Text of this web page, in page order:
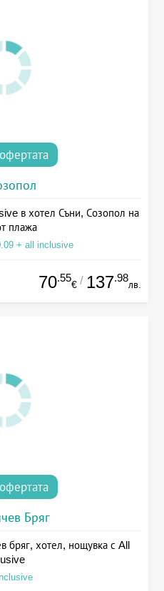
в хотел Съни, Созопол на
плажа
+ all inclusive
70.55
€ / 137.98
лв.
Бряг
бряг, хотел, нощувка с All